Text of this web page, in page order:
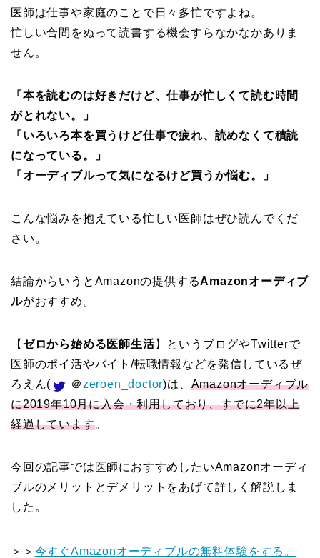
医師は仕事や家庭のことで日々多忙ですよね。
忙しい合間をぬって読書する機会すらなかなかありま
せん。
「本を読むのは好きだけど、仕事が忙しくて読む時間
がとれない。」
「いろいろ本を買うけど仕事で疲れ、読めなくて積読
になっている。」
「オーディブルって気になるけど買うか悩む。」
こんな悩みを抱えている忙しい医師はぜひ読んでくだ
さい。
結論からいうとAmazonの提供するAmazonオーディブ
ルがおすすめ。
【 ゼロから始める医師生活】というブログやTwitterで
医師のポイ活やバイト/転職情報などを発信しているぜ
ろえん(
＠zeroen_doctor)は、 Amazonオーディブル
に2019年10月に入会・利用しており、すでに2年以上
経過しています。
今回の記事では医師におすすめしたいAmazonオーディ
ブルのメリットとデメリットをあげて詳しく解説しま
した。
＞＞ 今すぐAmazonオーディブルの無料体験をする。